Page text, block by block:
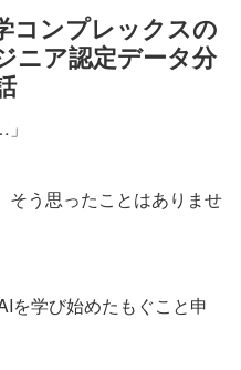
コンプレックスの
ニア認定データ分
そう思ったことはありませ
を学び始めたもぐこと申